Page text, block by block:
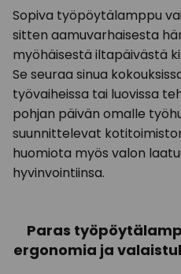
Sopiva työpöytälamppu
sitten aamuvarhaisesta
myöhäisestä iltapäivästä
Se seuraa sinua
työvaiheissa tai luovissa
pohjan päivän omalle
suunnittelevat
huomiota myös valon
hyvinvointiinsa.
Paras
ergonomia ja